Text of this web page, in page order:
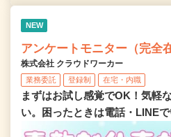
NEW
アンケートモニター（完全
株式会社 クラウドワーカー
業務委託 登録制 在宅・内職
まずはお試し感覚でOK！気軽
い。困ったときは電話・LINE